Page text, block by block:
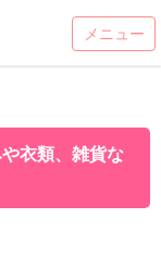
衣類、雑貨な